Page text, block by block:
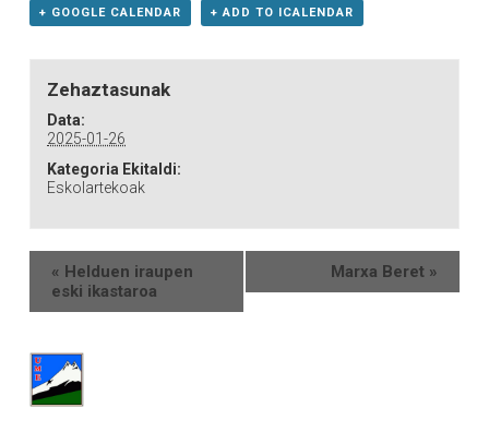
+ GOOGLE CALENDAR + ADD TO ICALENDAR
Zehaztasunak
Data:
2025-01-26
Kategoria Ekitaldi:
Eskolartekoak
« Helduen iraupen
eski ikastaroa
Marxa Beret »